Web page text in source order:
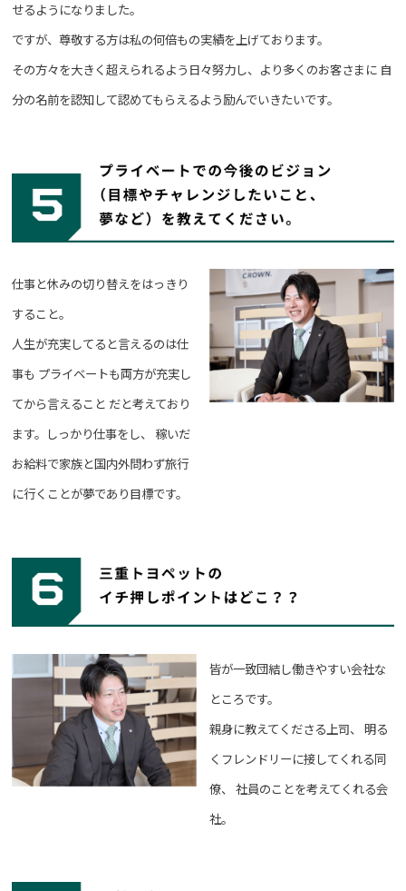
せるようになりました。
ですが、尊敬する方は私の何倍もの実績を上げております。
その方々を大きく超えられるよう日々努力し、より多くのお客さまに 自
分の名前を認知して認めてもらえるよう励んでいきたいです。
仕事と休みの切り替えをはっきり
すること。
人生が充実してると言えるのは仕
事も プライベートも両方が充実し
てから言えること だと考えており
ます。しっかり仕事をし、 稼いだ
お給料で家族と国内外問わず旅行
に行くことが夢であり目標です。
皆が一致団結し働きやすい会社な
ところです。
親身に教えてくださる上司、 明る
くフレンドリーに接してくれる同
僚、 社員のことを考えてくれる会
社。